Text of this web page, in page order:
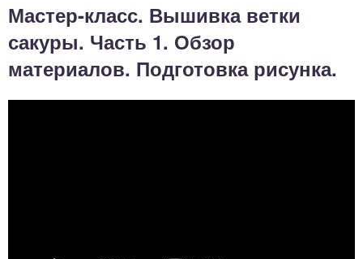
Мастер-класс. Вышивка ветки
сакуры. Часть 1. Обзор
материалов. Подготовка рисунка.